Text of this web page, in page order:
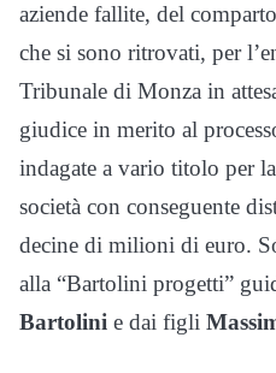
aziende fallite, del
che si sono ritrovati, per
Tribunale di Monza in
giudice in merito al
indagate a vario titolo per
società con conseguente
decine di milioni di euro.
alla “Bartolini progetti”
Bartolini e dai figli